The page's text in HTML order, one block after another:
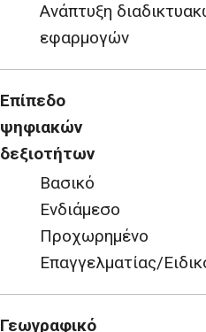
Ανάπτυξη
εφαρμογών
Επίπεδο
ψηφιακών
δεξιοτήτων
Βασικό
Ενδιάμεσο
Προχωρημένο
Επαγγελματίας/
Γεωγραφικό